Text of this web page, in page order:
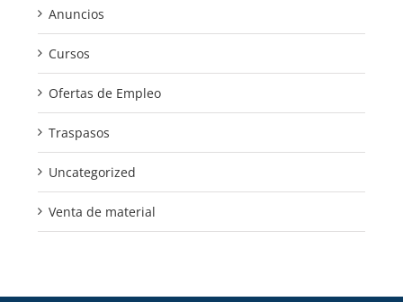
Anuncios
Cursos
Ofertas de Empleo
Traspasos
Uncategorized
Venta de material